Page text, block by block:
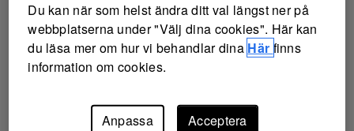
Du kan när som helst ändra ditt val längst ner på
webbplatserna under "Välj dina cookies". Här kan
du läsa mer om hur vi behandlar dina Här finns
information om cookies.
Anpassa Acceptera